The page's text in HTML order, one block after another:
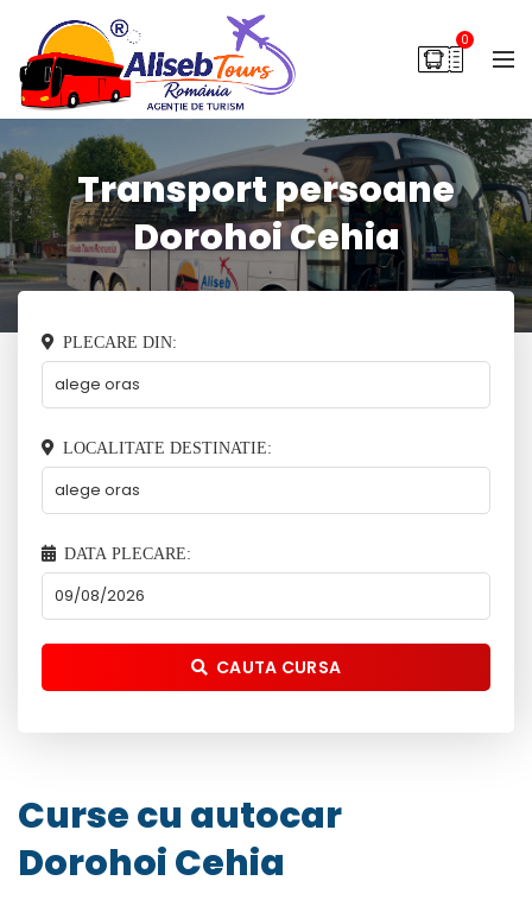
0
Transport persoane
Dorohoi Cehia
PLECARE DIN:
LOCALITATE DESTINATIE:
DATA PLECARE:
CAUTA CURSA
Curse cu autocar
Dorohoi Cehia